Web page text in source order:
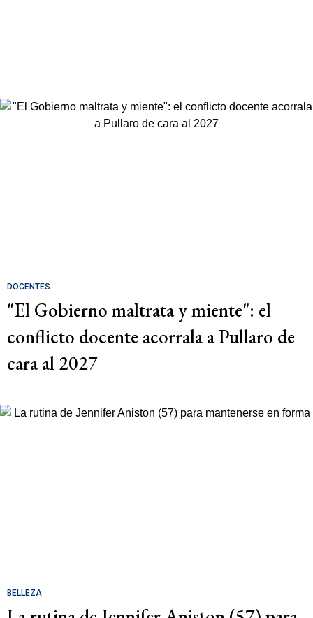
DOCENTES
"El Gobierno maltrata y miente": el
conflicto docente acorrala a Pullaro de
cara al 2027
BELLEZA